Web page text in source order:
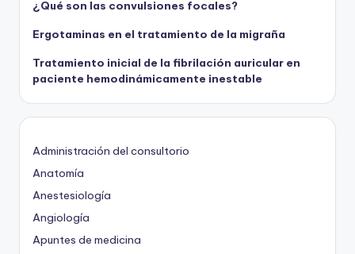
¿Qué son las convulsiones focales?
Ergotaminas en el tratamiento de la migraña
Tratamiento inicial de la fibrilación auricular en
paciente hemodinámicamente inestable
Administración del consultorio
Anatomía
Anestesiología
Angiología
Apuntes de medicina